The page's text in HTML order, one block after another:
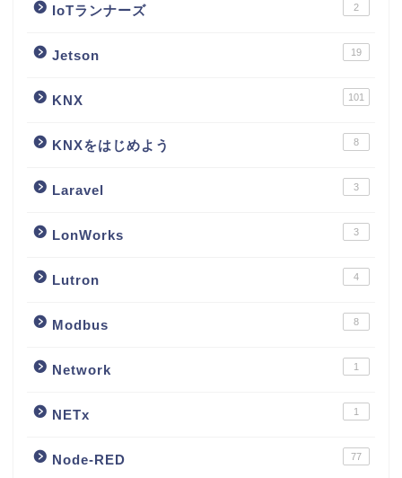
IoTランナーズ 2
Jetson 19
KNX 101
KNXをはじめよう 8
Laravel 3
LonWorks 3
Lutron 4
Modbus 8
Network 1
NETx 1
Node-RED 77